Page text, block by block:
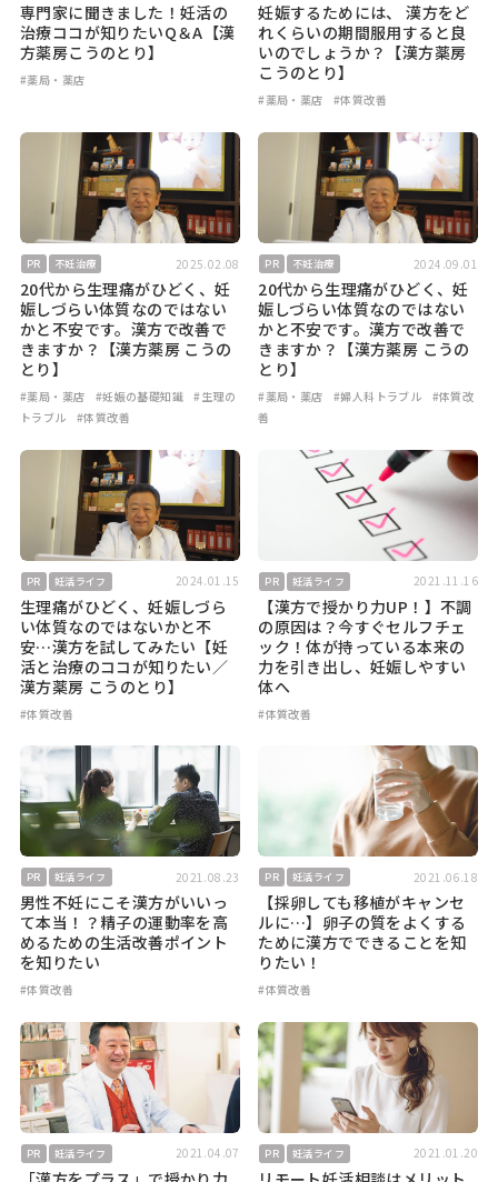
専門家に聞きました！妊活の
治療ココが知りたいQ＆A【漢
方薬房こうのとり】
#薬局・薬店
妊娠するためには、 漢方をど
れくらいの期間服用すると良
いのでしょうか？【漢方薬房
こうのとり】
#薬局・薬店 #体質改善
PR 不妊治療 2025.02.08
20代から生理痛がひどく、妊
娠しづらい体質なのではない
かと不安です。漢方で改善で
きますか？【漢方薬房 こうの
とり】
#薬局・薬店 #妊娠の基礎知識
#生理の
トラブル
#体質改善
PR 不妊治療 2024.09.01
20代から生理痛がひどく、妊
娠しづらい体質なのではない
かと不安です。漢方で改善で
きますか？【漢方薬房 こうの
とり】
#薬局・薬店 #婦人科トラブル
#体質改
善
PR 妊活ライフ 2024.01.15
生理痛がひどく、妊娠しづら
い体質なのではないかと不
安…漢方を試してみたい【妊
活と治療のココが知りたい／
漢方薬房 こうのとり】
#体質改善
PR 妊活ライフ 2021.11.16
【漢方で授かり力UP！】不調
の原因は？今すぐセルフチェ
ック！体が持っている本来の
力を引き出し、妊娠しやすい
体へ
#体質改善
PR 妊活ライフ 2021.08.23
男性不妊にこそ漢方がいいっ
て本当！？精子の運動率を高
めるための生活改善ポイント
を知りたい
#体質改善
PR 妊活ライフ 2021.06.18
【採卵しても移植がキャンセ
ルに…】卵子の質をよくする
ために漢方でできることを知
りたい！
#体質改善
PR 妊活ライフ 2021.04.07 PR 妊活ライフ 2021.01.20